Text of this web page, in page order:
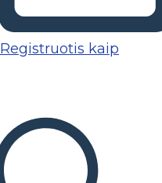
Registruotis kaip